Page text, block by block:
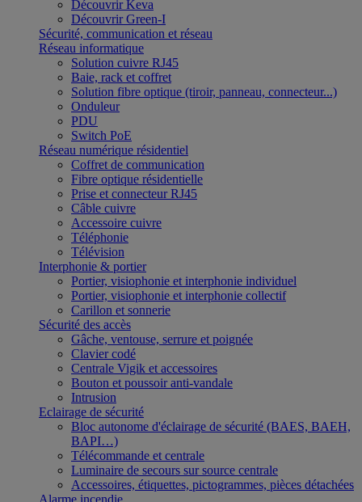
Découvrir Keva
Découvrir Green-I
Sécurité, communication et réseau
Réseau informatique
Solution cuivre RJ45
Baie, rack et coffret
Solution fibre optique (tiroir, panneau, connecteur...)
Onduleur
PDU
Switch PoE
Réseau numérique résidentiel
Coffret de communication
Fibre optique résidentielle
Prise et connecteur RJ45
Câble cuivre
Accessoire cuivre
Téléphonie
Télévision
Interphonie & portier
Portier, visiophonie et interphonie individuel
Portier, visiophonie et interphonie collectif
Carillon et sonnerie
Sécurité des accès
Gâche, ventouse, serrure et poignée
Clavier codé
Centrale Vigik et accessoires
Bouton et poussoir anti-vandale
Intrusion
Eclairage de sécurité
Bloc autonome d'éclairage de sécurité (BAES, BAEH,
BAPI…)
Télécommande et centrale
Luminaire de secours sur source centrale
Accessoires, étiquettes, pictogrammes, pièces détachées
Alarme incendie